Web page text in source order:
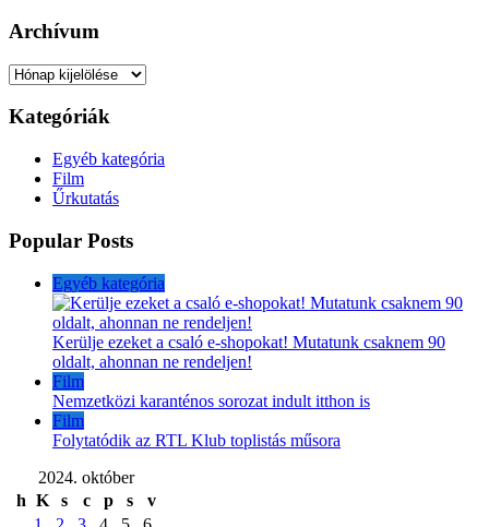
Archívum
Archívum
Kategóriák
Egyéb kategória
Film
Űrkutatás
Popular Posts
Egyéb kategória
Kerülje ezeket a csaló e-shopokat! Mutatunk csaknem 90
oldalt, ahonnan ne rendeljen!
Film
Nemzetközi karanténos sorozat indult itthon is
Film
Folytatódik az RTL Klub toplistás műsora
2024. október
h K s c p s
v